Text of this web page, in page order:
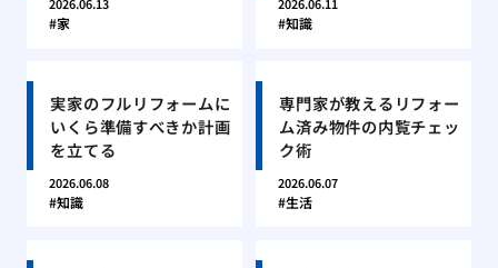
2026.06.13
家
2026.06.11
知識
実家のフルリフォームに
いくら準備すべきか計画
を立てる
2026.06.08
知識
専門家が教えるリフォー
ム済み物件の内覧チェッ
ク術
2026.06.07
生活